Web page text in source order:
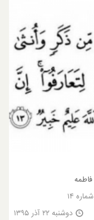
۱۴
دوشنبه ۲۲ آذر ۱۳۹۵